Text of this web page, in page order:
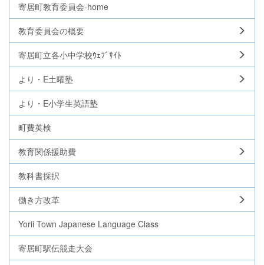
寄居町教育委員会-home
教育委員会の概要
寄居町立各小中学校ｳｪﾌﾞｻｲﾄ
より・E土曜塾
より・E小学生英語塾
町費英検
教育関係援助費
教科書採択
働き方改革
Yorii Town Japanese Language Class
寄居町駅伝競走大会